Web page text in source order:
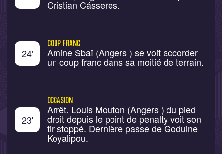
Cristian Cásseres.
24'
COUP FRANC
Amine Sbaï (Angers ) se voit accorder
un coup franc dans sa moitié de terrain.
23'
OCCASION
Arrêt. Louis Mouton (Angers ) du pied
droit depuis le point de penalty voit son
tir stoppé. Dernière passe de Goduine
Koyalipou.